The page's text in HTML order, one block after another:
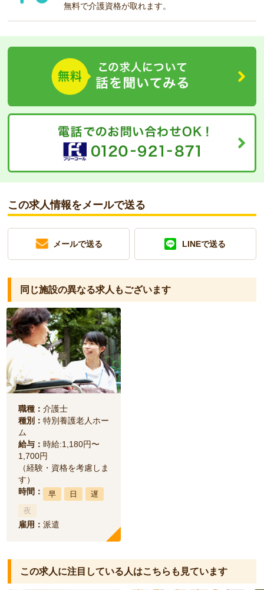
無料で介護資格が取れます。
この求人情報をメールで送る
メールで送る LINEで送る
同じ施設の異なる求人もございます
職種： 介護士
種別： 特別養護老人ホー
ム
給与： 時給:1,180円〜
1,700円
（経験・資格を考慮しま
す）
時間：
早 日
遅
夜
雇用： 派遣
この求人に注目している人はこちらも見ています